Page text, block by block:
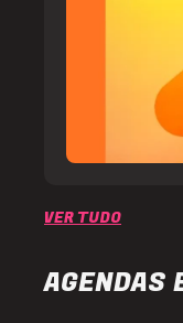
1
of
VER TUDO
AGENDAS